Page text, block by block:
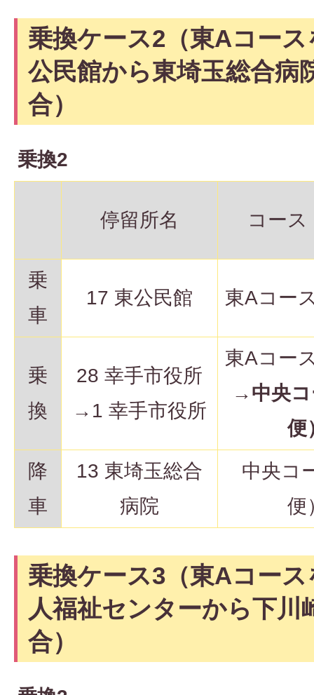
乗換ケース2（東Aコー
公民館から東埼玉総合病
合）
乗換2
停留所名 コース
乗
車
17 東公民館 東Aコー
乗
換
28 幸手市役所
→1 幸手市役所
東Aコー
→中央
便
降
車
13 東埼玉総合
病院
中央コ
便
乗換ケース3（東Aコー
人福祉センターから下川
合）